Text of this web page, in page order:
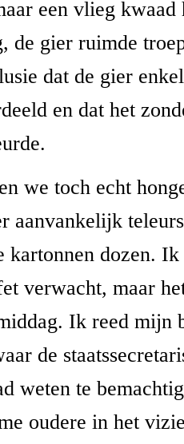
een vlieg kwaad
de gier ruimde
dat de gier
en dat het
we toch echt
aanvankelijk
kartonnen dozen.
verwacht, maar
Ik reed mijn
de
weten te
oudere in het